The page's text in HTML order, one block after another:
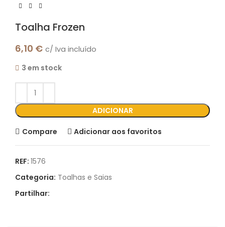
Toalha Frozen
6,10 € c/ Iva incluído
3 em stock
ADICIONAR
Compare Adicionar aos favoritos
REF: 1576
Categoria: Toalhas e Saias
Partilhar: